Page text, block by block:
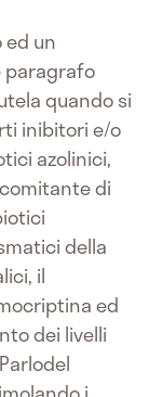
un
paragrafo
quando si
inibitori e/o
azolinici,
di
della
il
ed
dei livelli